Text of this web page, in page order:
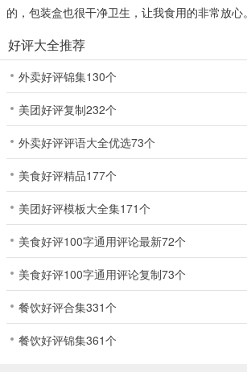
的，包装盒也很干净卫生，让我食用的非常放心。
好评大全推荐
外卖好评锦集130个
美团好评复制232个
外卖好评评语大全优选73个
美食好评精品177个
美团好评模板大全集171个
美食好评100字通用评论最新72个
美食好评100字通用评论复制73个
餐饮好评合集331个
餐饮好评锦集361个